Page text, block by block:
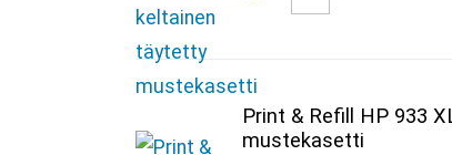
Print & Refill HP 933
mustekasetti